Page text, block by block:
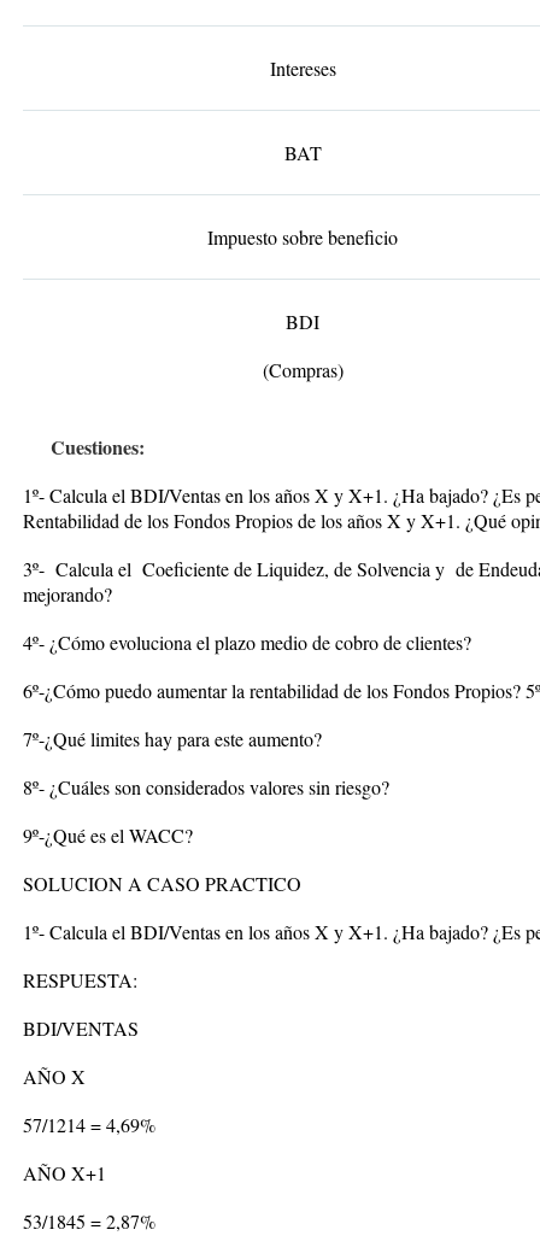
Intereses
BAT
Impuesto sobre beneficio
BDI
(Compras)
Cuestiones:
1º- Calcula el BDI/Ventas en los años X y X+1. ¿Ha bajado? ¿Es
Rentabilidad de los Fondos Propios de los años X y X+1. ¿Qué
3º- Calcula el Coeficiente de Liquidez, de Solvencia y de
mejorando?
4º- ¿Cómo evoluciona el plazo medio de cobro de clientes?
6º-¿Cómo puedo aumentar la rentabilidad de los Fondos Propios?
7º-¿Qué limites hay para este aumento?
8º- ¿Cuáles son considerados valores sin riesgo?
9º-¿Qué es el WACC?
SOLUCION A CASO PRACTICO
1º- Calcula el BDI/Ventas en los años X y X+1. ¿Ha bajado? ¿Es
RESPUESTA:
BDI/VENTAS
AÑO X
57/1214 = 4,69%
AÑO X+1
53/1845 = 2,87%